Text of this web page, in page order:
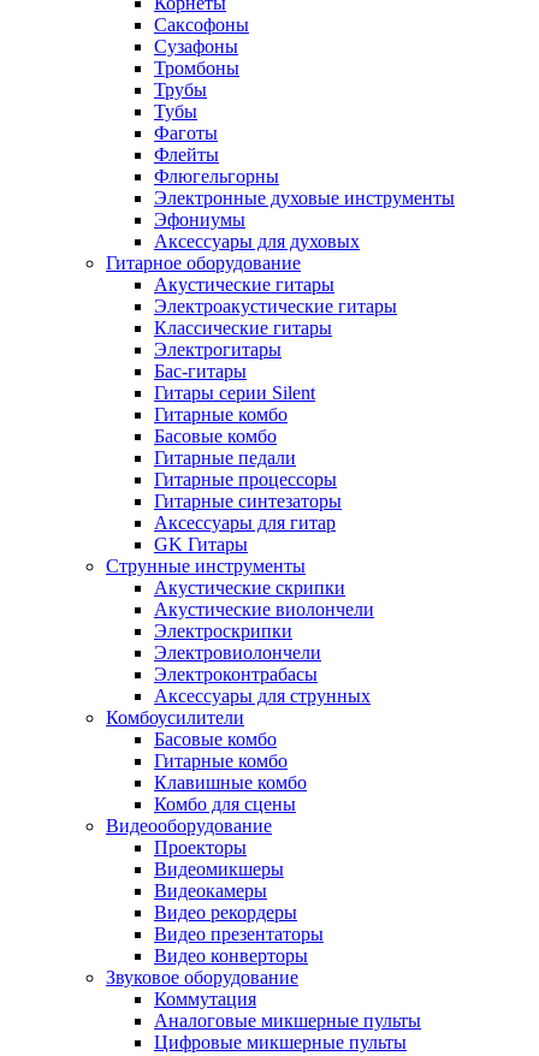
Саксофоны
Сузафоны
Тромбоны
Трубы
Тубы
Фаготы
Флейты
Флюгельгорны
Электронные духовые инструменты
Эфониумы
Аксессуары для духовых
Гитарное оборудование
Акустические гитары
Электроакустические гитары
Классические гитары
Электрогитары
Бас-гитары
Гитары серии Silent
Гитарные комбо
Басовые комбо
Гитарные педали
Гитарные процессоры
Гитарные синтезаторы
Аксессуары для гитар
GK Гитары
Струнные инструменты
Акустические скрипки
Акустические виолончели
Электроскрипки
Электровиолончели
Электроконтрабасы
Аксессуары для струнных
Комбоусилители
Басовые комбо
Гитарные комбо
Клавишные комбо
Комбо для сцены
Видеооборудование
Проекторы
Видеомикшеры
Видеокамеры
Видео рекордеры
Видео презентаторы
Видео конверторы
Звуковое оборудование
Коммутация
Аналоговые микшерные пульты
Цифровые микшерные пульты